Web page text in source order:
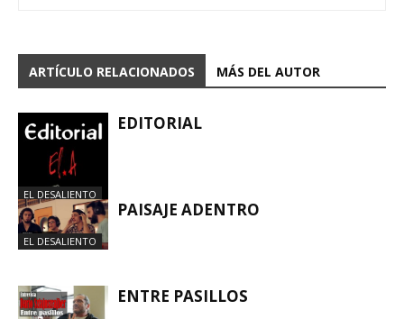
ARTÍCULO RELACIONADOS MÁS DEL AUTOR
EL DESALIENTO
EDITORIAL
EL DESALIENTO
PAISAJE ADENTRO
ENTRE PASILLOS